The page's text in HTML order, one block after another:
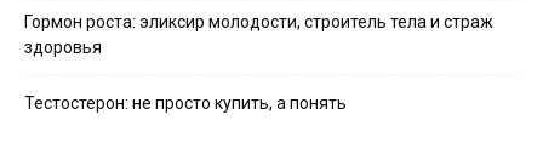
Гормон роста: эликсир молодости, строитель тела и страж
здоровья
Тестостерон: не просто купить, а понять